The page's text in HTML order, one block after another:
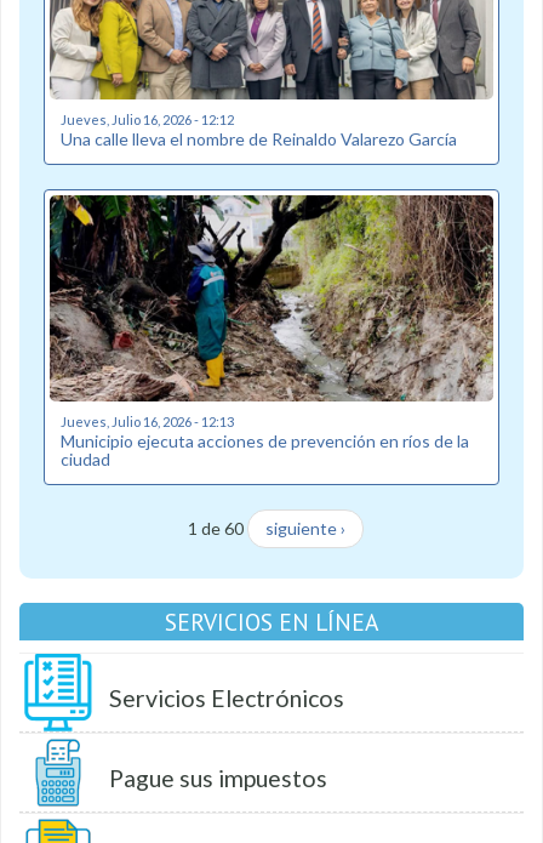
Jueves, Julio 16, 2026 - 12:12
Una calle lleva el nombre de Reinaldo Valarezo García
Jueves, Julio 16, 2026 - 12:13
Municipio ejecuta acciones de prevención en ríos de la
ciudad
1 de 60 siguiente ›
SERVICIOS EN LÍNEA
Servicios Electrónicos
Pague sus impuestos